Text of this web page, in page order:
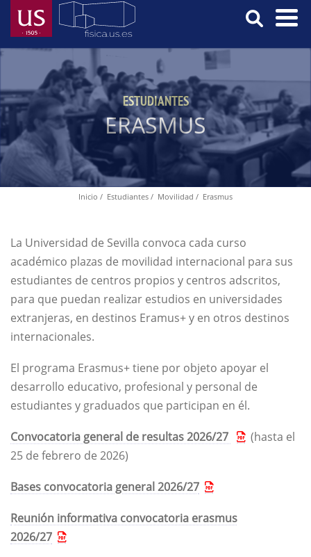
Pasar
contenido
Menú
Principal
ESTUDIANTES
ERASMUS
navegación
Inicio Estudiantes Movilidad Erasmus
La Universidad de Sevilla convoca cada curso
académico plazas de movilidad internacional para sus
estudiantes de centros propios y centros adscritos,
para que puedan realizar estudios en universidades
extranjeras, en destinos Eramus+ y en otros destinos
internacionales.
El programa Erasmus+ tiene por objeto apoyar el
desarrollo educativo, profesional y personal de
estudiantes y graduados que participan en él.
Convocatoria general de resultas 2026/27
(hasta el
25 de febrero de 2026)
Bases convocatoria general 2026/27
Reunión informativa convocatoria erasmus
2026/27